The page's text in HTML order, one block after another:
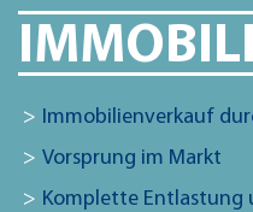
Immobilienverkauf
Vorsprung im Markt
Komplette Entlastung